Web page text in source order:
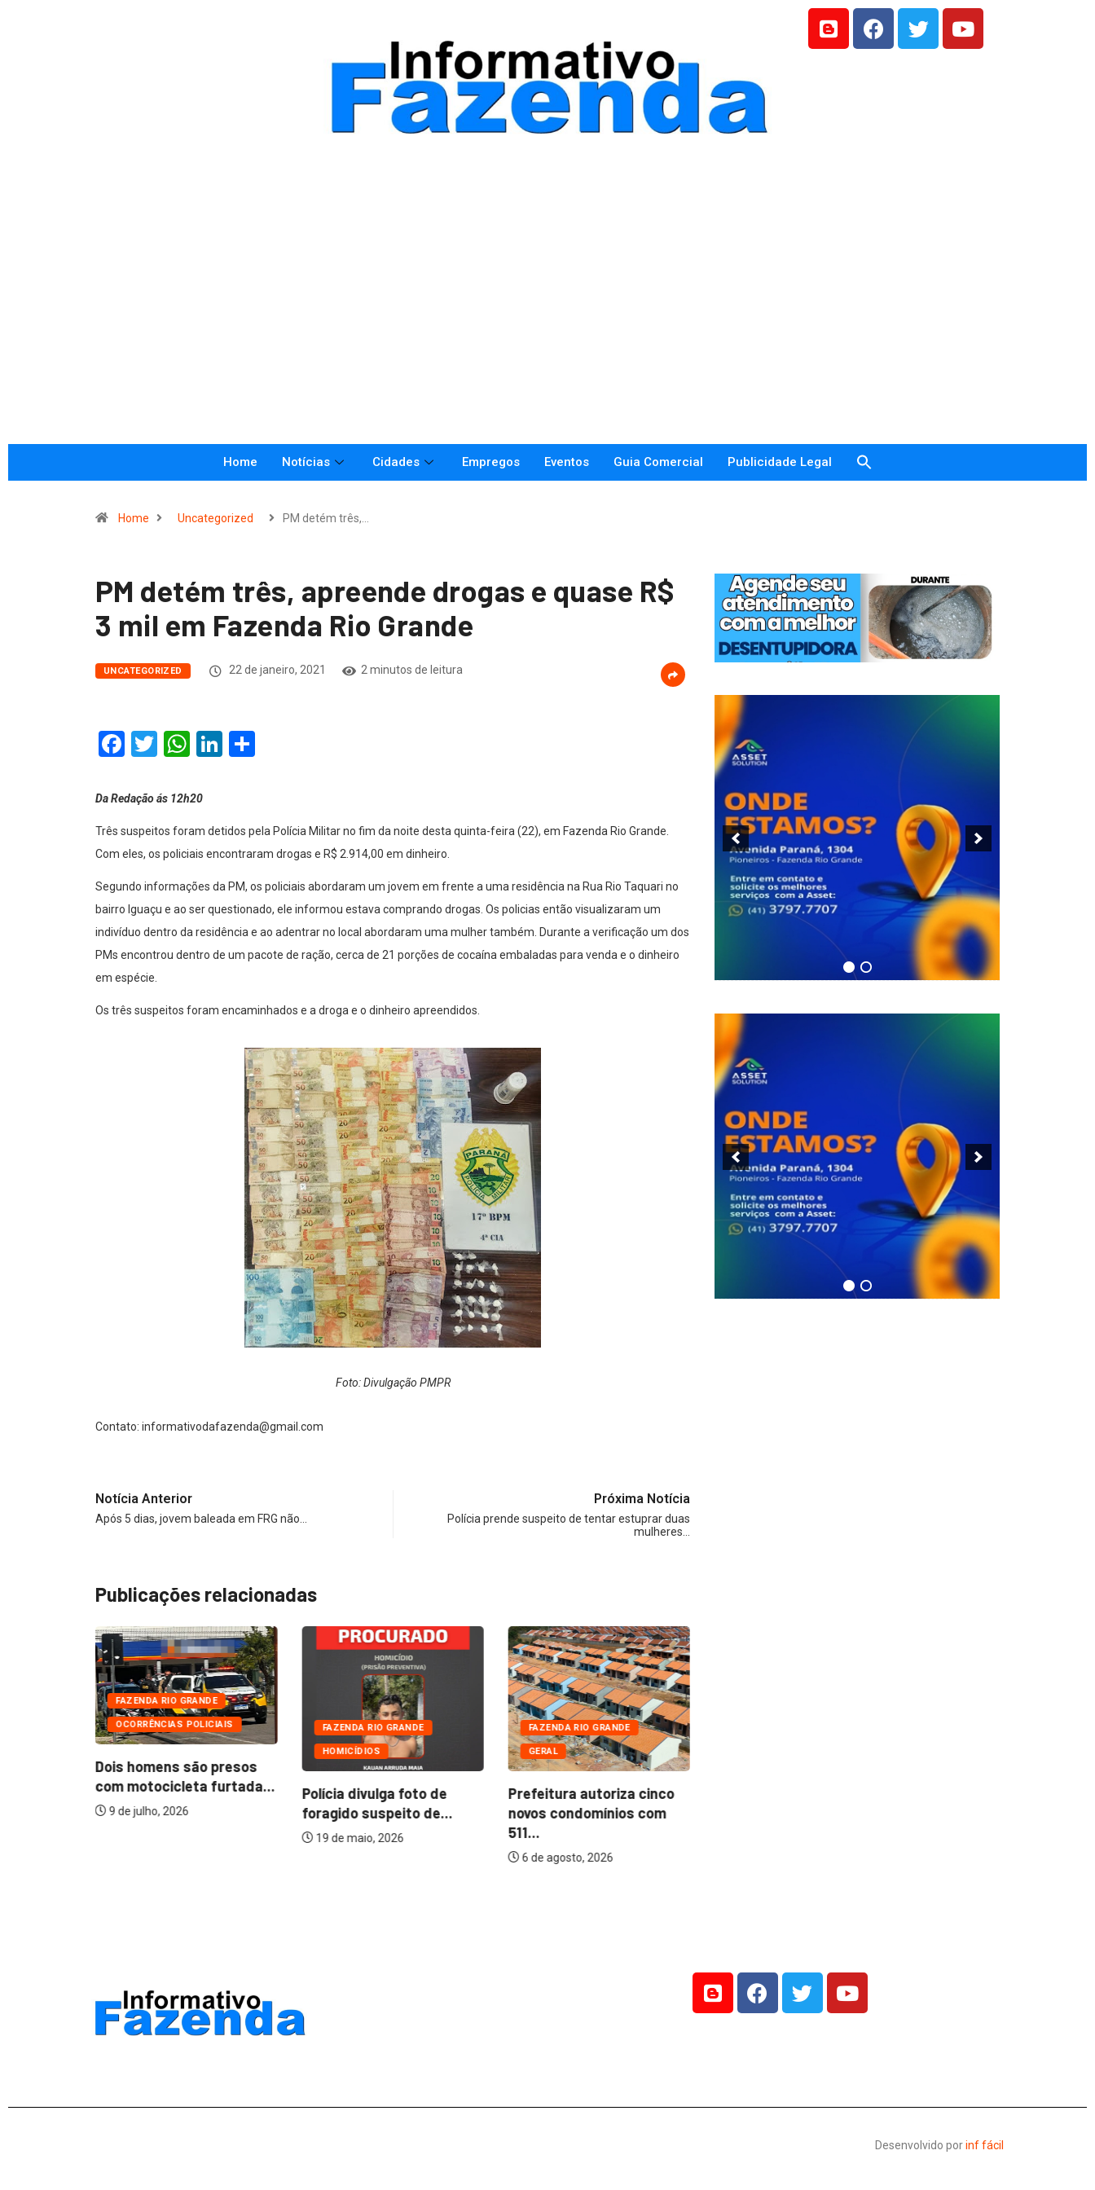
Home Notícias Cidades Empregos Eventos Guia Comercial Publicidade Legal
Home Uncategorized PM detém três,…
PM detém três, apreende drogas e quase R$
3 mil em Fazenda Rio Grande
UNCATEGORIZED 22 de janeiro, 2021 2 minutos de leitura
Facebook
Twitter
WhatsApp
LinkedIn
Da Redação ás 12h20
Três suspeitos foram detidos pela Polícia Militar no fim da noite desta quinta-feira (22), em Fazenda Rio Grande.
Com eles, os policiais encontraram drogas e R$ 2.914,00 em dinheiro.
Segundo informações da PM, os policiais abordaram um jovem em frente a uma residência na Rua Rio Taquari no
bairro Iguaçu e ao ser questionado, ele informou estava comprando drogas. Os policias então visualizaram um
indivíduo dentro da residência e ao adentrar no local abordaram uma mulher também. Durante a verificação um dos
PMs encontrou dentro de um pacote de ração, cerca de 21 porções de cocaína embaladas para venda e o dinheiro
em espécie.
Os três suspeitos foram encaminhados e a droga e o dinheiro apreendidos.
Foto: Divulgação PMPR
Contato: informativodafazenda@gmail.com
Notícia Anterior
Após 5 dias, jovem baleada em FRG não…
Próxima Notícia
Polícia prende suspeito de tentar estuprar duas
mulheres…
Publicações relacionadas
FAZENDA RIO GRANDE
OCORRÊNCIAS POLICIAIS
Dois homens são presos
com motocicleta furtada...
9 de julho, 2026
FAZENDA RIO GRANDE
HOMICÍDIOS
Polícia divulga foto de
foragido suspeito de...
19 de maio, 2026
FAZENDA RIO GRANDE
GERAL
Prefeitura autoriza cinco
novos condomínios com
511...
6 de agosto, 2026
Desenvolvido porinf fácil